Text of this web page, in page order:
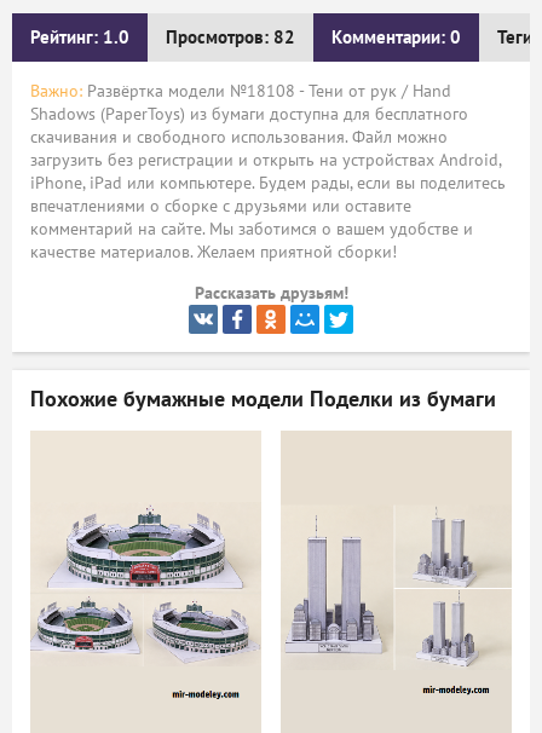
Рейтинг: 1.0 Просмотров: 82 Комментарии: 0 Теги:
Важно: Развёртка модели №18108 - Тени от рук / Hand
Shadows (PaperToys) из бумаги доступна для бесплатного
скачивания и свободного использования. Файл можно
загрузить без регистрации и открыть на устройствах Android,
iPhone, iPad или компьютере. Будем рады, если вы поделитесь
впечатлениями о сборке с друзьями или оставите
комментарий на сайте. Мы заботимся о вашем удобстве и
качестве материалов. Желаем приятной сборки!
Рассказать друзьям!
Похожие бумажные модели Поделки из бумаги